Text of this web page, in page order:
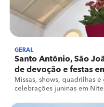
GERAL
Santo Antônio, São
de devoção e festas
Missas, shows, quadrilhas
celebrações juninas em